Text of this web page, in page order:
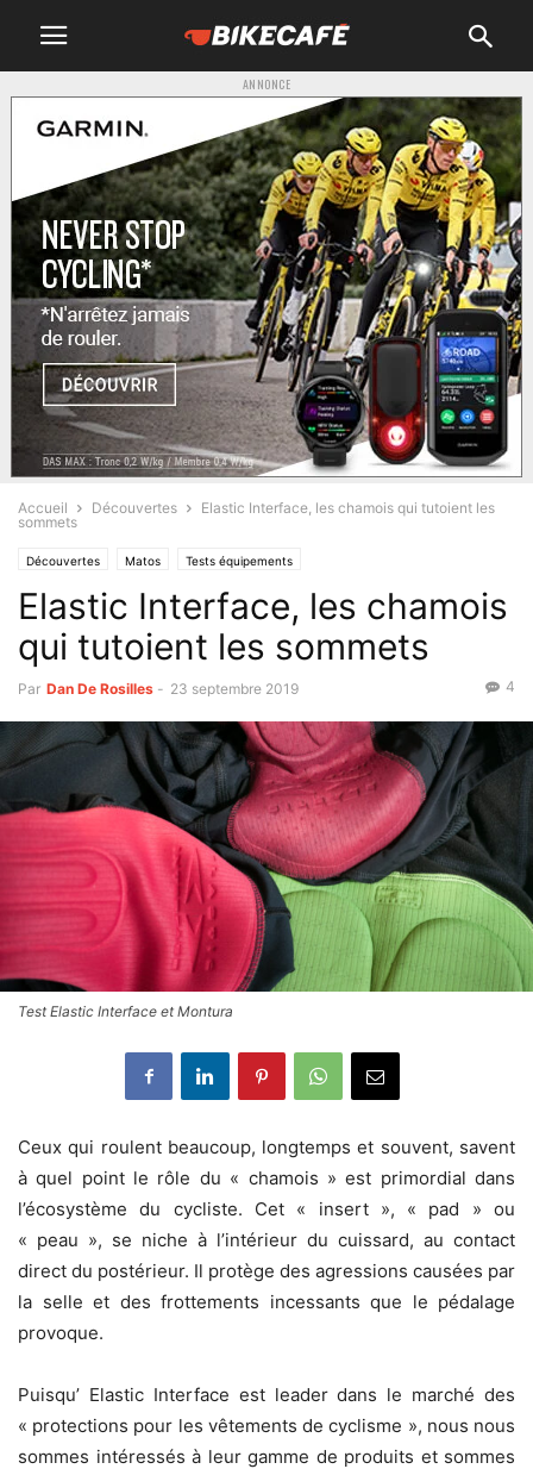
ANNONCE
Accueil Découvertes
Elastic Interface, les chamois qui tutoient les
sommets
Découvertes Matos Tests équipements
Elastic Interface, les chamois
qui tutoient les sommets
Par Dan De Rosilles - 23 septembre 2019 4
Test Elastic Interface et Montura
Ceux qui roulent beaucoup, longtemps et souvent, savent
à quel point le rôle du « chamois » est primordial dans
l’écosystème du cycliste. Cet « insert », « pad » ou
« peau », se niche à l’intérieur du cuissard, au contact
direct du postérieur. Il protège des agressions causées par
la selle et des frottements incessants que le pédalage
provoque.
Puisqu’ Elastic Interface est leader dans le marché des
« protections pour les vêtements de cyclisme », nous nous
sommes intéressés à leur gamme de produits et sommes